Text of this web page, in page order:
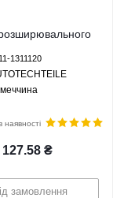
3/Тіго 2 - A11-
1311120
наявності
127.58 ₴
замовлення